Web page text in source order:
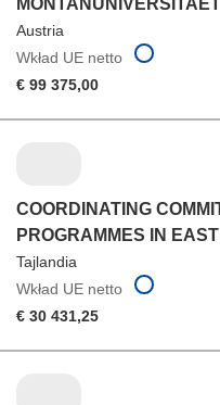
Austria
Wkład UE netto
€ 99 375,00
COORDINATING
PROGRAMMES IN
Tajlandia
Wkład UE netto
€ 30 431,25